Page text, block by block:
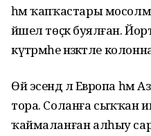
һәм ҡапҡастары
йәшел төҫкә буялған.
күтәрмәһе нәзәкәтле
Өй эсендә лә Европа һәм
тора. Соланға сыҡҡан
ҡаймаланған алһыу